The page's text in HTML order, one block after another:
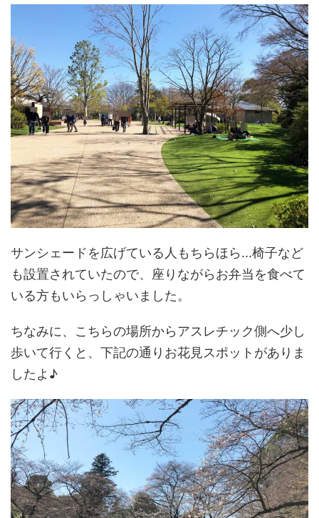
サンシェードを広げている人もちらほら...椅子など
も設置されていたので、座りながらお弁当を食べて
いる方もいらっしゃいました。
ちなみに、こちらの場所からアスレチック側へ少し
歩いて行くと、下記の通りお花見スポットがありま
したよ♪